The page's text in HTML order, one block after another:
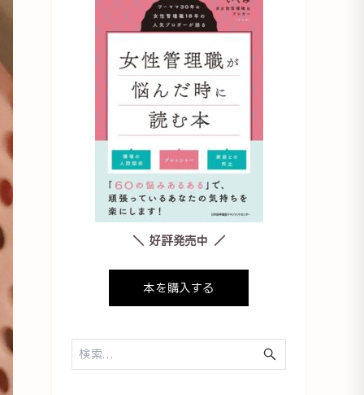
＼ 好評発売中 ／
本を購入する